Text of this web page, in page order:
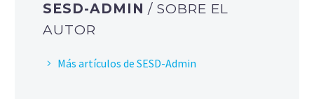
SESD-ADMIN/ SOBRE EL
AUTOR
Más artículos de SESD-Admin